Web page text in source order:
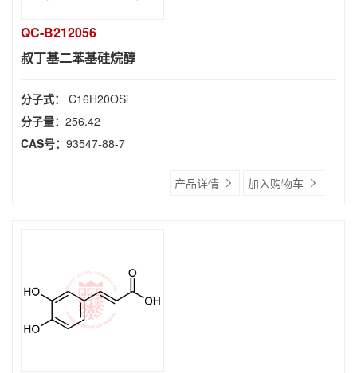
QC-B212056
叔丁基二苯基硅烷醇
分子式： C16H20OSi
分子量： 256.42
CAS号： 93547-88-7
产品详情 加入购物车